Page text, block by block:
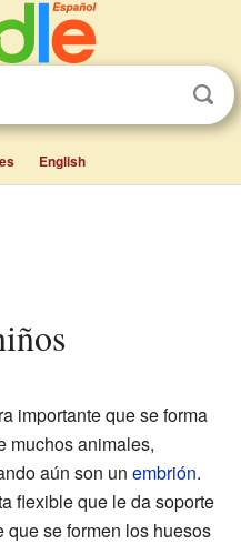
English
importante que se forma
muchos animales,
aún son un embrión.
flexible que le da soporte
se formen los huesos